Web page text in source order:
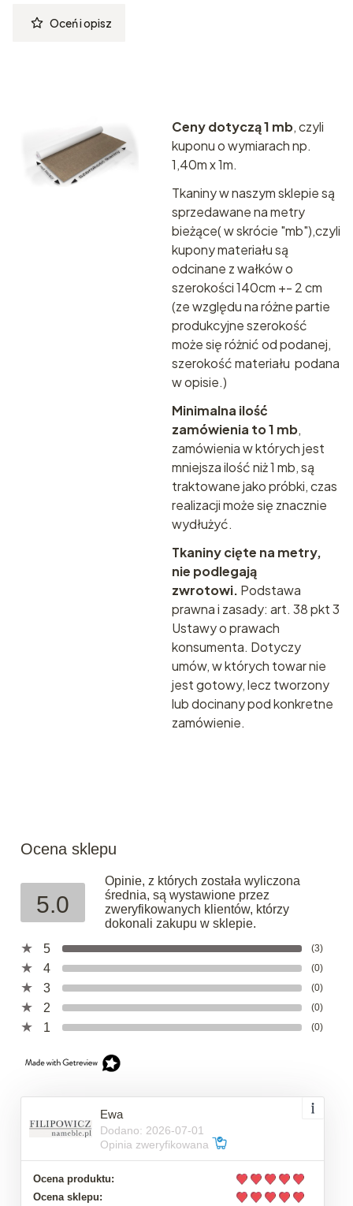
Oceń i opisz
Ceny dotyczą 1 mb, czyli
kuponu o wymiarach np.
1,40m x 1m.
Tkaniny w naszym sklepie są
sprzedawane na metry
bieżące( w skrócie "mb"),czyli
kupony materiału są
odcinane z wałków o
szerokości 140cm +- 2 cm
(ze względu na różne partie
produkcyjne szerokość
może się różnić od podanej,
szerokość materiału podana
w opisie.)
Minimalna ilość
zamówienia to 1 mb,
zamówienia w których jest
mniejsza ilość niż 1 mb, są
traktowane jako próbki, czas
realizacji może się znacznie
wydłużyć.
Tkaniny cięte na metry,
nie podlegają
zwrotowi. Podstawa
prawna i zasady: art. 38 pkt 3
Ustawy o prawach
konsumenta. Dotyczy
umów, w których towar nie
jest gotowy, lecz tworzony
lub docinany pod konkretne
zamówienie.
Ocena sklepu
5.0
Opinie, z których została wyliczona
średnia, są wystawione przez
zweryfikowanych klientów, którzy
dokonali zakupu w sklepie.
5
(3)
4 (0)
3 (0)
2 (0)
1 (0)
Ewa
Dodano: 2026-07-01
Opinia zweryfikowana
Ocena produktu:
Ocena sklepu: